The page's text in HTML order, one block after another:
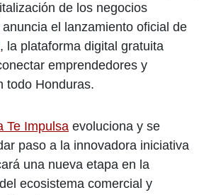
de los negocios
el lanzamiento oficial de
, la plataforma digital gratuita
emprendedores y
todo Honduras.
Te Impulsa evoluciona y se
paso a la innovadora iniciativa
una nueva etapa en la
ecosistema comercial y